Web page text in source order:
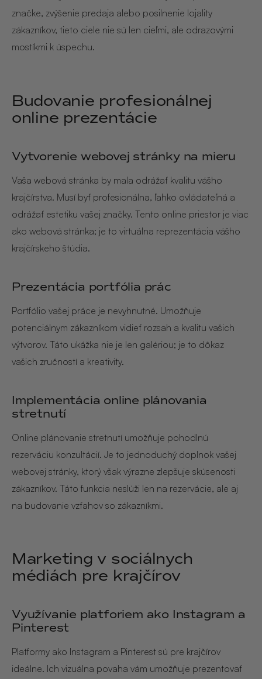
značke, zvýšenie predaja alebo posilnenie lojality
zákazníkov, tieto ciele nie sú len cieľmi, ale odrazovými
mostíkmi k úspechu.
Budovanie profesionálnej
online prezentácie
Vytvorenie webovej stránky na mieru
Vaša webová stránka by mala odrážať kvalitu vášho
krajčírstva. Musí byť profesionálna, ľahko ovládateľná a
odrážať estetiku vašej značky. Tento online priestor je viac
ako webová stránka; je to virtuálna reprezentácia vášho
krajčírskeho štúdia.
Prezentácia portfólia prác
Portfólio vašej práce je nevyhnutné. Umožňuje
potenciálnym zákazníkom vidieť rozsah a kvalitu vašich
výtvorov. Táto ukážka nie je len galériou; je to dôkaz
vašich zručností a kreativity.
Implementácia online plánovania
stretnutí
Online plánovanie stretnutí umožňuje pohodlnú
rezerváciu konzultácií. Je to jednoduchý doplnok vašej
webovej stránky, ktorý však výrazne zlepšuje skúsenosti
zákazníkov. Táto funkcia neslúži len na rezervácie, ale aj
na budovanie vzťahov so zákazníkmi.
Marketing v sociálnych
médiách pre krajčírov
Využívanie platforiem ako Instagram a
Pinterest
Platformy ako Instagram a Pinterest sú pre krajčírov
ideálne. Ich vizuálna povaha vám umožňuje prezentovať